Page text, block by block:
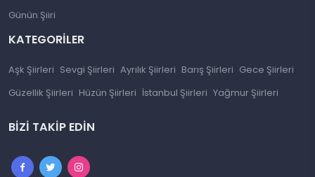
Günün Şiiri
KATEGORILER
Aşk Şiirleri Sevgi Şiirleri Ayrılık Şiirleri Barış Şiirleri Gece Şiirleri
Güzellik Şiirleri Hüzün Şiirleri İstanbul Şiirleri Yağmur Şiirleri
BIZI TAKIP EDIN